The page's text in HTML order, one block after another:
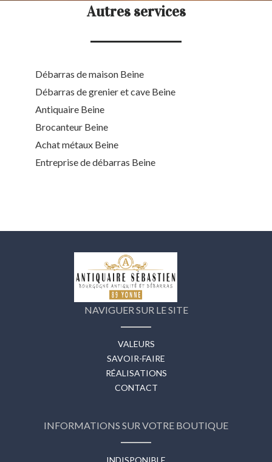
Autres services
Débarras de maison Beine
Débarras de grenier et cave Beine
Antiquaire Beine
Brocanteur Beine
Achat métaux Beine
Entreprise de débarras Beine
NAVIGUER SUR LE SITE
VALEURS
SAVOIR-FAIRE
RÉALISATIONS
CONTACT
INFORMATIONS SUR VOTRE BOUTIQUE
INDISPONIBLE